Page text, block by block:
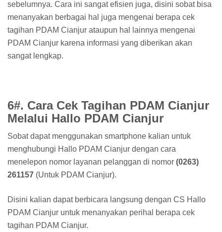
sebelumnya. Cara ini sangat efisien juga, disini sobat bisa
menanyakan berbagai hal juga mengenai berapa cek
tagihan PDAM Cianjur ataupun hal lainnya mengenai
PDAM Cianjur karena informasi yang diberikan akan
sangat lengkap.
6#. Cara Cek Tagihan PDAM Cianjur
Melalui Hallo PDAM Cianjur
Sobat dapat menggunakan smartphone kalian untuk
menghubungi Hallo PDAM Cianjur dengan cara
menelepon nomor layanan pelanggan di nomor (0263)
261157 (Untuk PDAM Cianjur).
Disini kalian dapat berbicara langsung dengan CS Hallo
PDAM Cianjur untuk menanyakan perihal berapa cek
tagihan PDAM Cianjur.